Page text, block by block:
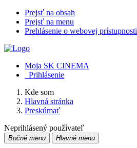
Prejsť na obsah
Prejsť na menu
Prehlásenie o webovej prístupnosti
Moja SK CINEMA
Prihlásenie
Kde som
Hlavná stránka
Preskúmať
Neprihlásený používateľ
Bočné menu Hlavné menu